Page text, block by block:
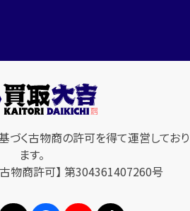
く古物商の許可を得て運営しており
ます。
物商許可】 第304361407260号